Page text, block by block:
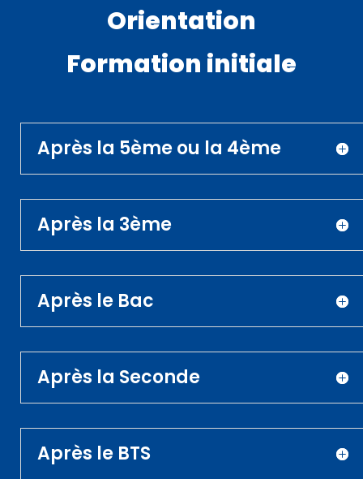
Orientation
Formation initiale
Après la 5ème ou la 4ème
Après la 3ème
Après le Bac
Après la Seconde
Après le BTS